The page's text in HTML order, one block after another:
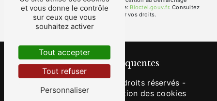
téléphonique, disponible à cette adresse: Bloctel.gouv.fr. Consultez
le site cnil.fr pour plus d’informations sur vos droits.
Recherches fréquentes
- 2026 - Tous droits réservés -
Mentions légales
Gestion des cookies
et vous donne le contrôle
sur ceux que vous
souhaitez activer
Tout accepter
Tout refuser
Personnaliser